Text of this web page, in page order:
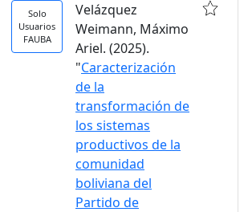
Solo
Usuarios
FAUBA
Velázquez
Weimann, Máximo
Ariel. (2025).
"Caracterización
de la
transformación de
los sistemas
productivos de la
comunidad
boliviana del
Partido de